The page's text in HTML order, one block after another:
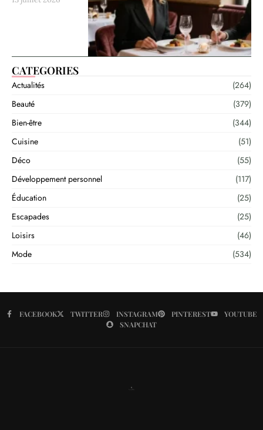
CATEGORIES
Actualités
(264)
Beauté
(379)
Bien-être
(344)
Cuisine
(51)
Déco
(55)
Développement personnel
(117)
Éducation
(25)
Escapades
(25)
Loisirs
(46)
Mode
(534)
FACEBOOK TWITTER INSTAGRAM PINTEREST
YOUTUBE
SNAPCHAT